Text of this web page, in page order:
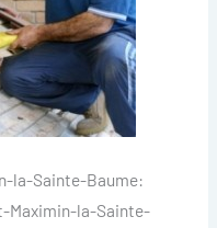
la-Sainte-Baume:
Maximin-la-Sainte-